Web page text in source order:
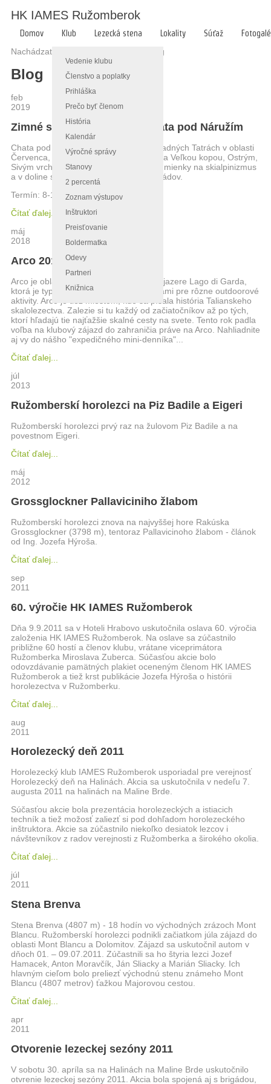
HK IAMES Ružomberok
Domov Klub
Vedenie klubu
Členstvo a poplatky
Prihláška
Prečo byť členom
História
Kalendár
Výročné správy
Stanovy
2 percentá
Zoznam výstupov
Inštruktori
Preisťovanie
Boldermatka
Odevy
Partneri
Knižnica
Lezecká stena Lokality Súťaž
Nachádzate sa tu:
Blog
Blog
feb
2019
Zimné sústredenie 2019 - Chata pod Náružím
Chata pod Náružím sa nachádza v Západných Tatrách v oblasti
Červenca, obkolesená Babkami, Malou a Veľkou kopou, Ostrým,
Sivým vrchom. V oblasti sú výborné podmienky na skialpinizmus
a v doline sú možnosti na lezenie ľadopádov.
Termín: 8-10. februára 2019
Čítať ďalej...
máj
2018
Arco 2018
Arco je oblasť v severnom Taliansku pri jazere Lago di Garda,
ktorá je typická neprebernými možnosťami pre rôzne outdoorové
aktivity. Arco je tiež miestom, kde sa písala história Talianskeho
skalolezectva. Zalezie si tu každý od začiatočníkov až po tých,
ktorí hľadajú tie najťažšie skalné cesty na svete. Tento rok padla
voľba na klubový zájazd do zahraničia práve na Arco. Nahliadnite
aj vy do nášho "expedičného mini-denníka"...
Čítať ďalej...
júl
2013
Ružomberskí horolezci na Piz Badile a Eigeri
Ružomberskí horolezci prvý raz na žulovom Piz Badile a na
povestnom Eigeri.
Čítať ďalej...
máj
2012
Grossglockner Pallaviciniho žlabom
Ružomberskí horolezci znova na najvyššej hore Rakúska
Grossglockner (3798 m), tentoraz Pallavicinoho žlabom - článok
od Ing. Jozefa Hýroša.
Čítať ďalej...
sep
2011
60. výročie HK IAMES Ružomberok
Dňa 9.9.2011 sa v Hoteli Hrabovo uskutočnila oslava 60. výročia
založenia HK IAMES Ružomberok. Na oslave sa zúčastnilo
približne 60 hostí a členov klubu, vrátane viceprimátora
Ružomberka Miroslava Zuberca. Súčasťou akcie bolo
odovzdávanie pamätných plakiet oceneným členom HK IAMES
Ružomberok a tiež krst publikácie Jozefa Hýroša o histórii
horolezectva v Ružomberku.
Čítať ďalej...
aug
2011
Horolezecký deň 2011
Horolezecký klub IAMES Ružomberok usporiadal pre verejnosť
Horolezecký deň na Halinách. Akcia sa uskutočnila v nedeľu 7.
augusta 2011 na halinách na Maline Brde.
Súčasťou akcie bola prezentácia horolezeckých a istiacich
techník a tiež možosť zaliezť si pod dohľadom horolezeckého
inštruktora. Akcie sa zúčastnilo niekoľko desiatok lezcov i
návštevníkov z radov verejnosti z Ružomberka a širokého okolia.
Čítať ďalej...
júl
2011
Stena Brenva
Stena Brenva (4807 m) - 18 hodín vo východných zrázoch Mont
Blancu. Ružomberskí horolezci podnikli začiatkom júla zájazd do
oblasti Mont Blancu a Dolomitov. Zájazd sa uskutočnil autom v
dňoch 01. – 09.07.2011. Zúčastnili sa ho štyria lezci Jozef
Hamacek, Anton Moravčík, Ján Sliacky a Marián Sliacky. Ich
hlavným cieľom bolo preliezť východnú stenu známeho Mont
Blancu (4807 metrov) ťažkou Majorovou cestou.
Čítať ďalej...
apr
2011
Otvorenie lezeckej sezóny 2011
V sobotu 30. apríla sa na Halinách na Maline Brde uskutočnilo
otvrenie lezeckej sezóny 2011. Akcia bola spojená aj s brigádou,